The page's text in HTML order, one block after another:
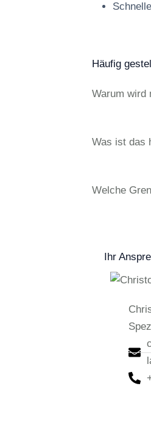
Häufig
Warum wird
Was ist das
Welche
Ihr